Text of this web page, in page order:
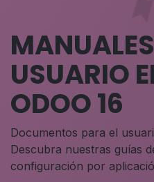
USUARIO
ODOO 16
Documentos para el
Descubra nuestras guías
configuración por